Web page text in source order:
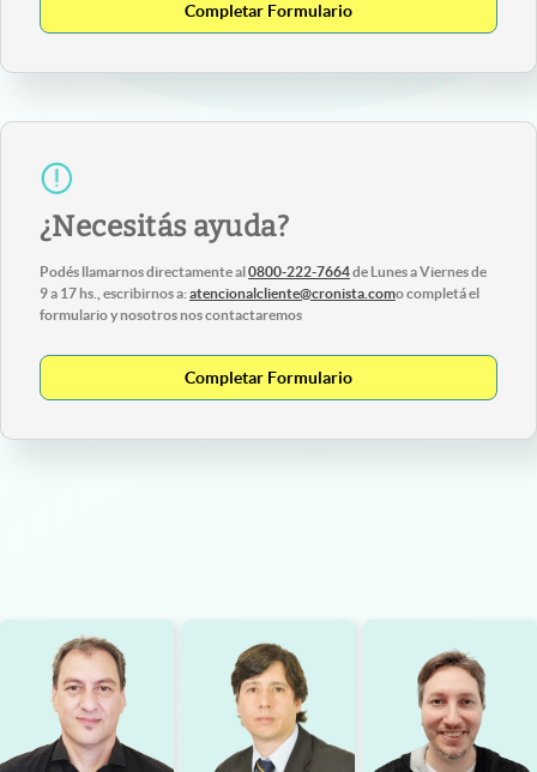
Completar Formulario
¿Necesitás ayuda?
Podés llamarnos directamente al 0800-222-7664de Lunes a Viernes de
9 a 17 hs., escribirnos a:atencionalcliente@cronista.como completá el
formulario y nosotros nos contactaremos
Completar Formulario